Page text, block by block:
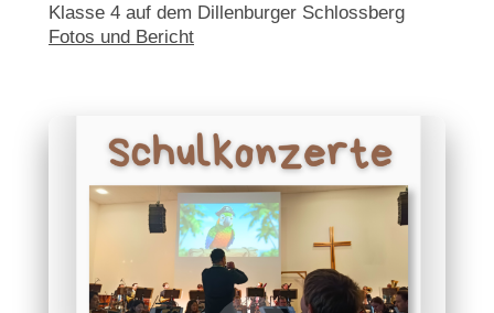
Klasse 4 auf dem Dillenburger Schlossberg
Fotos und Bericht